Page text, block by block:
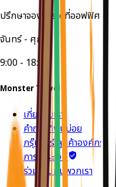
ปรึกษาจองทัวร์ได้ที่ออฟฟิศ
จันทร์ - ศุกร์
9:00 - 18:00
Monster Travel
เกี่ยวกับเรา
คำถามที่พบบ่อย
กรุ๊ปทัวร์ ลูกค้าองค์กร
การชำระเงิน
ร่วมงานกับพวกเรา